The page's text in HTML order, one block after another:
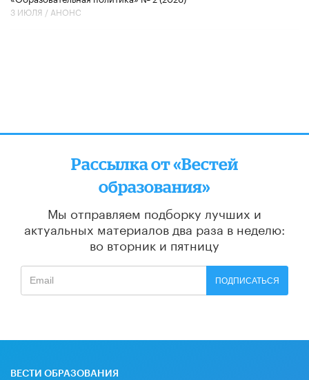
3 ИЮЛЯ / АНОНС
Рассылка от «Вестей
образования»
Мы отправляем подборку лучших и
актуальных материалов два раза в неделю:
во вторник и пятницу
ПОДПИСАТЬСЯ
ВЕСТИ ОБРАЗОВАНИЯ